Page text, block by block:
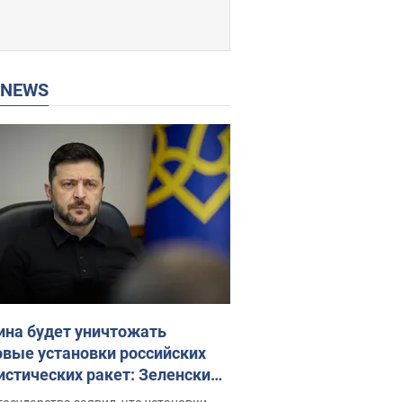
NEWS
будет уничтожать
установки российских
ракет: Зеленский
заседание СНБО